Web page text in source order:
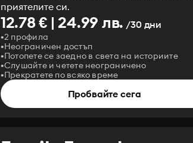
приятелите си.
12.78 € | 24.99 лв. /30 дни
2 профила
Неограничен достъп
Потопете се заедно в света на историите
Слушайте и четете неограничено
Прекратете по всяко време
Пробвайте сега